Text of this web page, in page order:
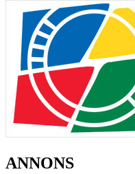
ANNONS